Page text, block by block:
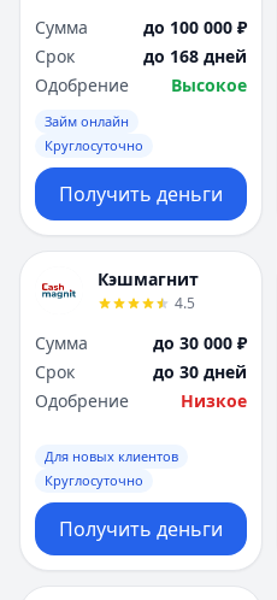
Сумма
до 100 000 ₽
Срок
до 168 дней
Одобрение
Высокое
Займ онлайн
Круглосуточно
Получить деньги
Кэшмагнит
4.5
Сумма
до 30 000 ₽
Срок
до 30 дней
Одобрение
Низкое
Для новых клиентов
Круглосуточно
Получить деньги